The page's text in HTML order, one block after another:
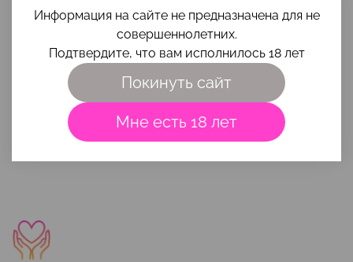
Слишком резкие переходы
Наши преимущества
Информация на сайте не предназначена для не
совершеннолетних.
Подтвердите, что вам исполнилось 18 лет
Покинуть сайт
Мне есть 18 лет